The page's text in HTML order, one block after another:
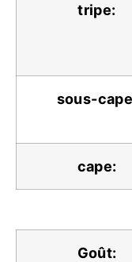
tripe:
sous-
cape:
Goût: